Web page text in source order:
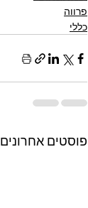
פרווה
כללי
פוסטים אחרונים